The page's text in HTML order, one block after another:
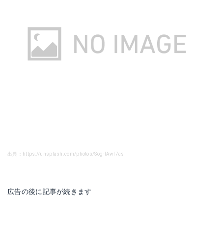
出典：https://unsplash.com/photos/Sog-IAwl7as
広告の後に記事が続きます